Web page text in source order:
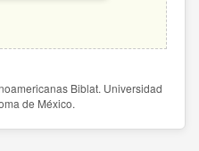
Biblat. Universidad
de México.